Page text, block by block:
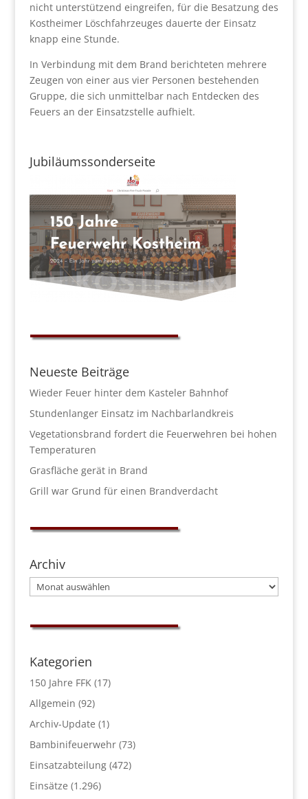
nicht unterstützend eingreifen, für die Besatzung des
Kostheimer Löschfahrzeuges dauerte der Einsatz
knapp eine Stunde.
In Verbindung mit dem Brand berichteten mehrere
Zeugen von einer aus vier Personen bestehenden
Gruppe, die sich unmittelbar nach Entdecken des
Feuers an der Einsatzstelle aufhielt.
Jubiläumssonderseite
Neueste Beiträge
Wieder Feuer hinter dem Kasteler Bahnhof
Stundenlanger Einsatz im Nachbarlandkreis
Vegetationsbrand fordert die Feuerwehren bei hohen
Temperaturen
Grasfläche gerät in Brand
Grill war Grund für einen Brandverdacht
Archiv
Archiv
Kategorien
150 Jahre FFK(17)
Allgemein (92)
Archiv-Update (1)
Bambinifeuerwehr(73)
Einsatzabteilung(472)
Einsätze (1.296)